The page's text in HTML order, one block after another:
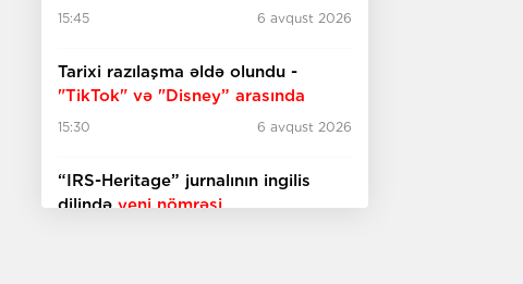
15:45 6 avqust 2026
Tarixi razılaşma əldə olundu -
"TikTok" və "Disney” arasında
15:30 6 avqust 2026
“IRS-Heritage” jurnalının ingilis
dilindəyeni nömrəsi